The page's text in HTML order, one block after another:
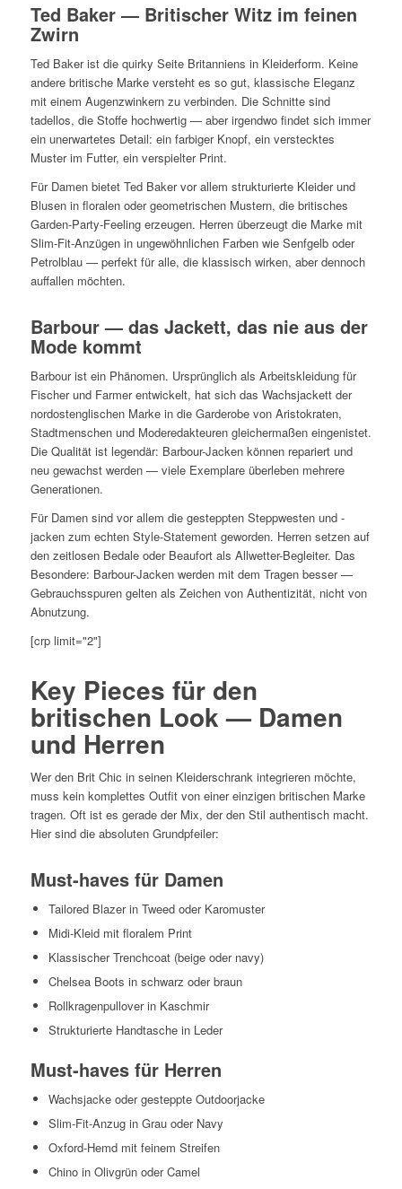
Ted Baker — Britischer Witz im feinen
Zwirn
Ted Baker ist die quirky Seite Britanniens in Kleiderform. Keine
andere britische Marke versteht es so gut, klassische Eleganz
mit einem Augenzwinkern zu verbinden. Die Schnitte sind
tadellos, die Stoffe hochwertig — aber irgendwo findet sich immer
ein unerwartetes Detail: ein farbiger Knopf, ein verstecktes
Muster im Futter, ein verspielter Print.
Für Damen bietet Ted Baker vor allem strukturierte Kleider und
Blusen in floralen oder geometrischen Mustern, die britisches
Garden-Party-Feeling erzeugen. Herren überzeugt die Marke mit
Slim-Fit-Anzügen in ungewöhnlichen Farben wie Senfgelb oder
Petrolblau — perfekt für alle, die klassisch wirken, aber dennoch
auffallen möchten.
Barbour — das Jackett, das nie aus der
Mode kommt
Barbour ist ein Phänomen. Ursprünglich als Arbeitskleidung für
Fischer und Farmer entwickelt, hat sich das Wachsjackett der
nordostenglischen Marke in die Garderobe von Aristokraten,
Stadtmenschen und Moderedakteuren gleichermaßen eingenistet.
Die Qualität ist legendär: Barbour-Jacken können repariert und
neu gewachst werden — viele Exemplare überleben mehrere
Generationen.
Für Damen sind vor allem die gesteppten Steppwesten und -
jacken zum echten Style-Statement geworden. Herren setzen auf
den zeitlosen Bedale oder Beaufort als Allwetter-Begleiter. Das
Besondere: Barbour-Jacken werden mit dem Tragen besser —
Gebrauchsspuren gelten als Zeichen von Authentizität, nicht von
Abnutzung.
[crp limit="2"]
Key Pieces für den
britischen Look — Damen
und Herren
Wer den Brit Chic in seinen Kleiderschrank integrieren möchte,
muss kein komplettes Outfit von einer einzigen britischen Marke
tragen. Oft ist es gerade der Mix, der den Stil authentisch macht.
Hier sind die absoluten Grundpfeiler:
Must-haves für Damen
Tailored Blazer in Tweed oder Karomuster
Midi-Kleid mit floralem Print
Klassischer Trenchcoat (beige oder navy)
Chelsea Boots in schwarz oder braun
Rollkragenpullover in Kaschmir
Strukturierte Handtasche in Leder
Must-haves für Herren
Wachsjacke oder gesteppte Outdoorjacke
Slim-Fit-Anzug in Grau oder Navy
Oxford-Hemd mit feinem Streifen
Chino in Olivgrün oder Camel